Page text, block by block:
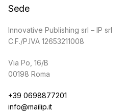
Sede
Innovative Publishing srl – IP srl
C.F./P.IVA 12653211008
Via Po, 16/B
00198 Roma
+39 0698877201
info@mailip.it